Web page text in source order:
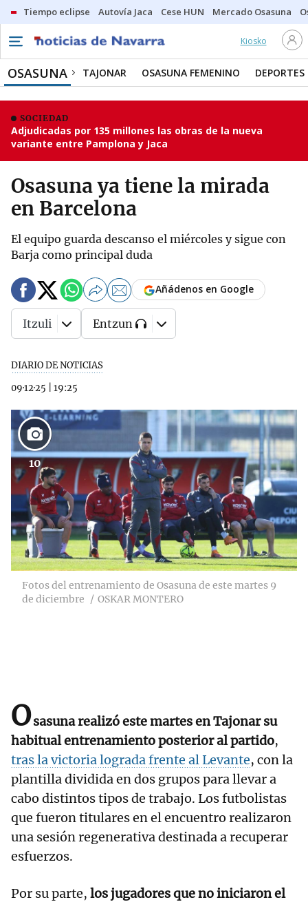
Tiempo eclipse Autovía Jaca Cese HUN Mercado Osasuna
Kiosko
OSASUNA TAJONAR OSASUNA FEMENINO DEPORTES
SOCIEDAD
Adjudicadas por 135 millones las obras de la nueva
variante entre Pamplona y Jaca
Osasuna ya tiene la mirada
en Barcelona
El equipo guarda descanso el miércoles y sigue con
Barja como principal duda
DIARIO DE NOTICIAS
09·12·25
19:25
Añádenos en Google
Itzuli Entzun
10
Fotos del entrenamiento de Osasuna de este martes 9
de diciembre
OSKAR MONTERO
Osasuna realizó este martes en Tajonar su
habitual entrenamiento posterior al partido,
tras la victoria lograda frente al Levante, con la
plantilla dividida en dos grupos para llevar a
cabo distintos tipos de trabajo. Los futbolistas
que fueron titulares en el encuentro realizaron
una sesión regenerativa destinada a recuperar
esfuerzos.
Por su parte, los jugadores que no iniciaron el